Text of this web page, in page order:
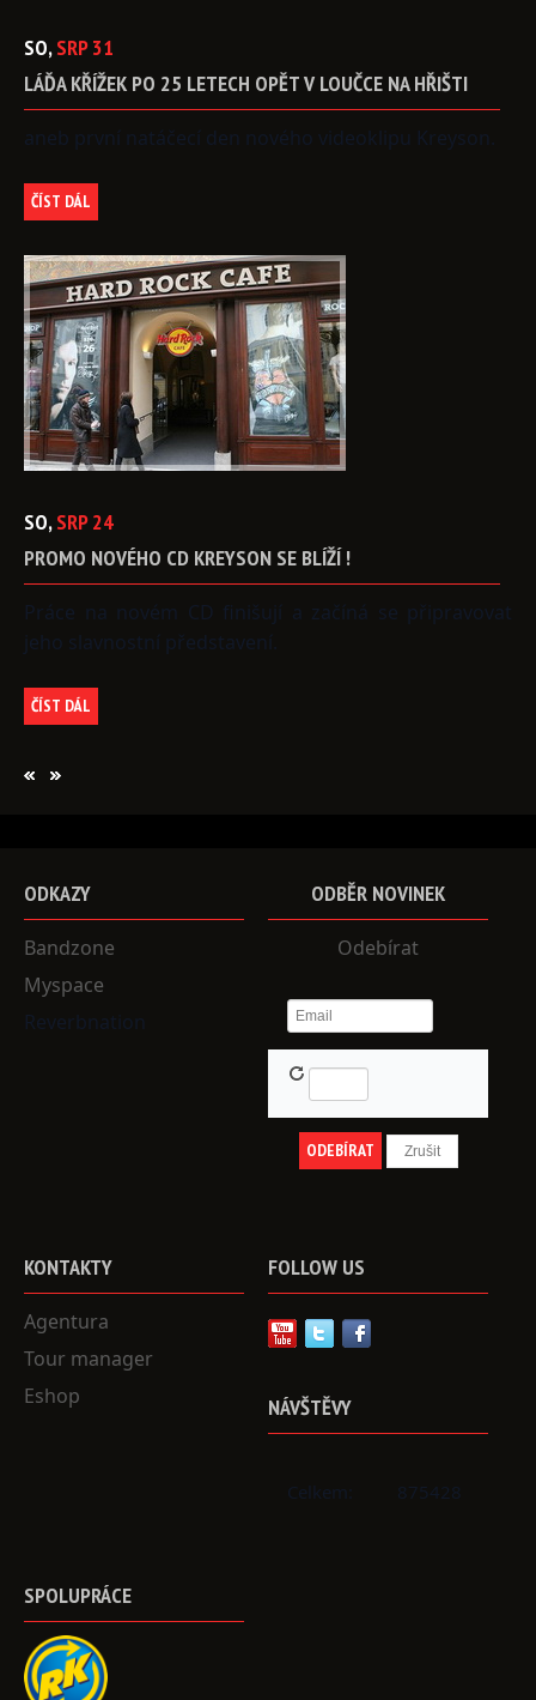
SO, SRP 31
LÁĎA KŘÍŽEK PO 25 LETECH OPĚTV LOUČCE NA HŘIŠTI
aneb první natáčecí den nového videoklipu Kreyson.
ČÍST DÁL
SO, SRP 24
PROMO NOVÉHO CD KREYSON SE BLÍŽÍ !
Práce na novém CD finišují a začíná se připravovat
jeho slavnostní představení.
ČÍST DÁL
ODKAZY
Bandzone
Myspace
Reverbnation
ODBĚR NOVINEK
Odebírat
KONTAKTY
Agentura
Tour manager
Eshop
FOLLOW US
NÁVŠTĚVY
Celkem: 875428
SPOLUPRÁCE